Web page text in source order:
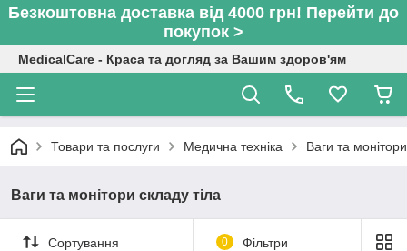
Безкоштовна доставка від 4000 грн! Перейти до
покупок >
MedicalCare - Краса та догляд за Вашим здоров'ям
Товари та послуги Медична техніка Ваги та
Ваги та монітори складу тіла
Сортування 0 Фільтри